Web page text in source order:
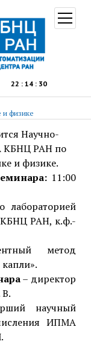
22 : 14 : 31
меню
и физике
Научно-
КБНЦ РАН по
и физике.
11:00
лабораторией
РАН, к.ф.-
метод
– директор
научный
ИПМА